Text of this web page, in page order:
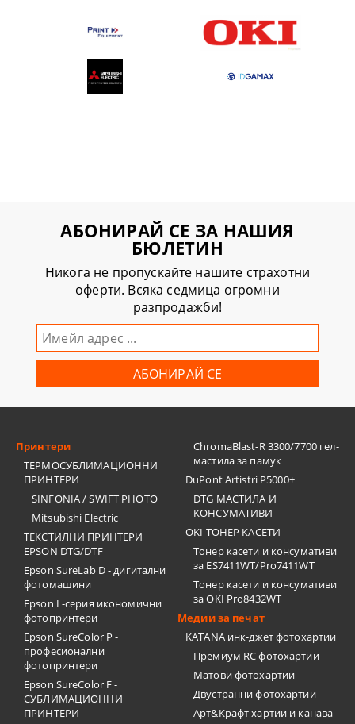
АБОНИРАЙ СЕ ЗА НАШИЯ
БЮЛЕТИН
Никога не пропускайте нашите страхотни
оферти. Всяка седмица огромни
разпродажби!
Принтери
ТЕРМОСУБЛИМАЦИОННИ
ПРИНТЕРИ
SINFONIA / SWIFT PHOTO
Mitsubishi Electric
ТЕКСТИЛНИ ПРИНТЕРИ
EPSON DTG/DTF
Epson SureLab D - дигитални
фотомашини
Epson L-серия икономични
фотопринтери
Epson SureColor P -
професионални
фотопринтери
Epson SureColor F -
СУБЛИМАЦИОННИ
ПРИНТЕРИ
ChromaBlast-R 3300/7700 гел-
мастила за памук
DuPont Artistri P5000+
DTG МАСТИЛА И
КОНСУМАТИВИ
OKI ТОНЕР КАСЕТИ
Тонер касети и консумативи
за ES7411WT/Pro7411WT
Тонер касети и консумативи
за OKI Pro8432WT
Медии за печат
KATANA инк-джет фотохартии
Премиум RC фотохартии
Матови фотохартии
Двустранни фотохартии
Арт&Крафт хартии и канава